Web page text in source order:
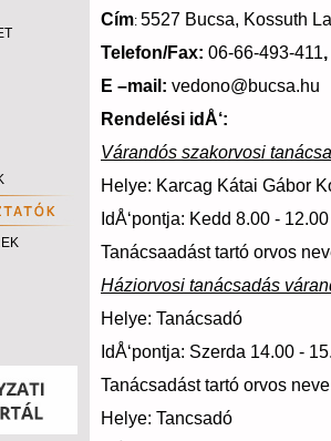
Cím: 5527 Bucsa, Kossuth
Telefon/Fax: 06-66-493-411,
E –mail: vedono@bucsa.hu
Rendelési idÅ‘:
Várandós szakorvosi
Helye: Karcag Kátai Gábor
IdÅ‘pontja: Kedd 8.00 - 12.00
Tanácsaadást tartó orvos
Háziorvosi tanácsadás
Helye:
IdÅ‘pontja: Szerda
Tanácsadást tartó orvos
Helye: